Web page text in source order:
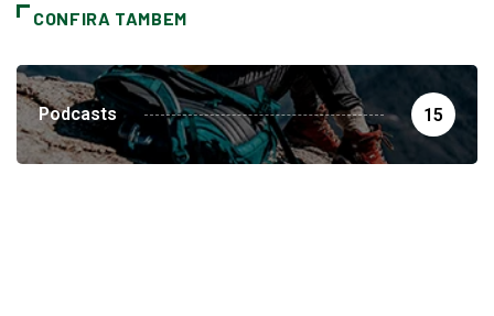
CONFIRA TAMBEM
Podcasts 15